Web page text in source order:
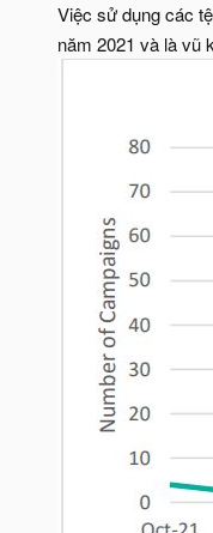
Việc sử dụng các
năm 2021 và là vũ